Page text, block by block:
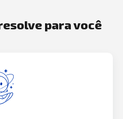
para você